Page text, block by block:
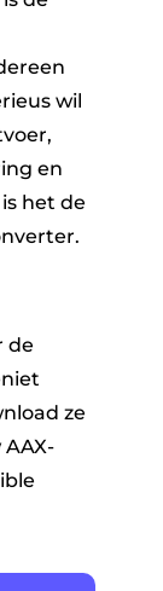
wil
en
het de
de
ze